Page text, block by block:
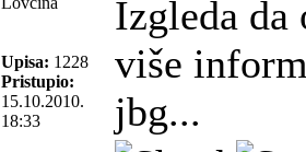
Upisa: 1228
Pristupio:
15.10.2010.
18:33
Izgleda da
više
jbg...